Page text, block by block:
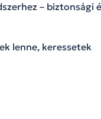
– biztonsági
lenne, keressetek